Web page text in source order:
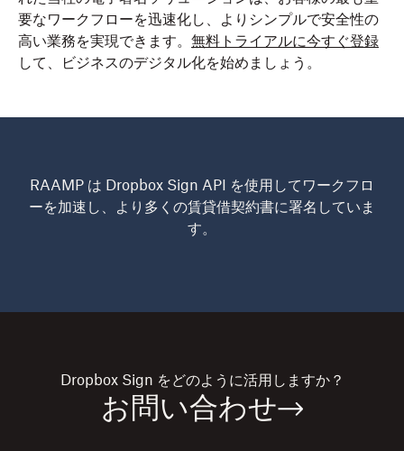
要なワークフローを迅速化し、よりシンプルで安全性の
高い業務を実現できます。 無料トライアルに今すぐ登録
して、ビジネスのデジタル化を始めましょう。
RAAMP は Dropbox Sign API を使用してワークフロ
ーを加速し、より多くの賃貸借契約書に署名していま
す。
Dropbox Sign をどのように活用しますか？
お問い合わせ